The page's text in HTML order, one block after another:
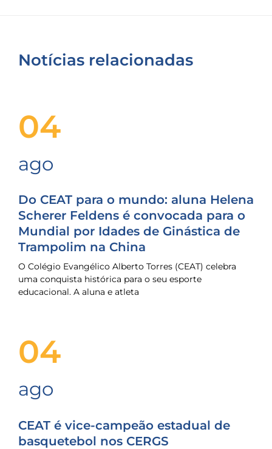
Notícias relacionadas
04
ago
Do CEAT para o mundo: aluna Helena
Scherer Feldens é convocada para o
Mundial por Idades de Ginástica de
Trampolim na China
O Colégio Evangélico Alberto Torres (CEAT) celebra
uma conquista histórica para o seu esporte
educacional. A aluna e atleta
04
ago
CEAT é vice-campeão estadual de
basquetebol nos CERGS